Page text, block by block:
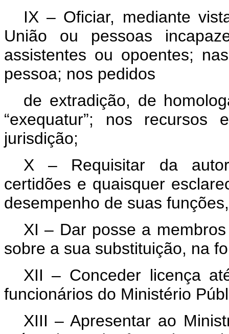
IX – Oficiar, mediante
União ou pessoas
assistentes ou opoentes;
pessoa; nos pedidos
de extradição, de
“exequatur”; nos recursos
jurisdição;
X – Requisitar da
certidões e quaisquer
desempenho de suas funções,
XI – Dar posse a
sobre a sua substituição, na
XII – Conceder licença
funcionários do Ministério
XIII – Apresentar ao